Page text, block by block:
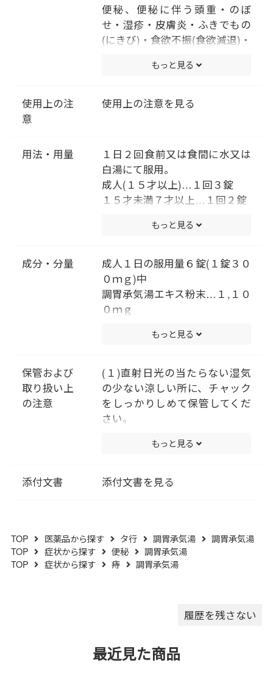
便秘、便秘に伴う頭重・のぼ
せ・湿疹・皮膚炎・ふきでもの
(にきび)・食欲不振(食欲減退)・
どの症状の緩和
もっと見る
使用上の注
意
使用上の注意を見る
用法・用量
１日２回食前又は食間に水又は
白湯にて服用。
成人(１５才以上)…１回３錠
１５才未満７才以上…１回２錠
５才未満は服用しないこと
小児に服用させる場合には、保
護者の指導監督のもとに服用さ
せてください。
もっと見る
成分・分量
成人１日の服用量６錠(１錠３０
０ｍｇ)中
調胃承気湯エキス粉末…１,１０
０ｍｇ
１.０ｇ、無水ボウショウ０.５
添加物として、アルファー化デ
ンプン、ステアリン酸Mｇ、ク
ロスＣＭＣ－Ｎａ、二酸化ケイ
素、セルロースを含有する。
もっと見る
保管および
取り扱い上
の注意
(１)直射日光の当たらない湿気
の少ない涼しい所に、チャック
をしっかりしめて保管してくだ
さい。
管してください。
ください。(誤用の原因になった
(５)水分が錠剤につきますと、
変色または色むらを生じること
がありますので、誤って水滴を
もっと見る
添付文書 添付文書を見る
TOP 医薬品から探す タ行 調胃承気湯
調胃承気湯
TOP
症状から探す 便秘
調胃承気湯
TOP
症状から探す 痔 調胃承気湯
履歴を残さない
最近見た商品